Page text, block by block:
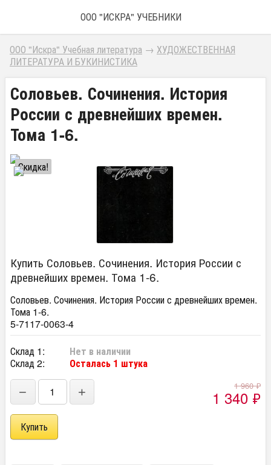
ООО "ИСКРА" УЧЕБНИКИ
ООО "Искра" Учебная литература → ХУДОЖЕСТВЕННАЯ
ЛИТЕРАТУРА И БУКИНИСТИКА
Соловьев. Сочинения. История
России с древнейших времен.
Тома 1-6.
Скидка!
Купить Соловьев. Сочинения. История России с
древнейших времен. Тома 1-6.
Соловьев. Сочинения. История России с древнейших времен.
Тома 1-6.
5-7117-0063-4
Склад 1:
Нет в наличии
Склад 2:
Осталась 1 штука
− + 1 960₽
1 340 ₽